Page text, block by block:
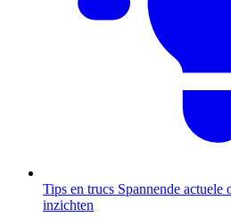
Tips en trucs Spannende actuele
inzichten